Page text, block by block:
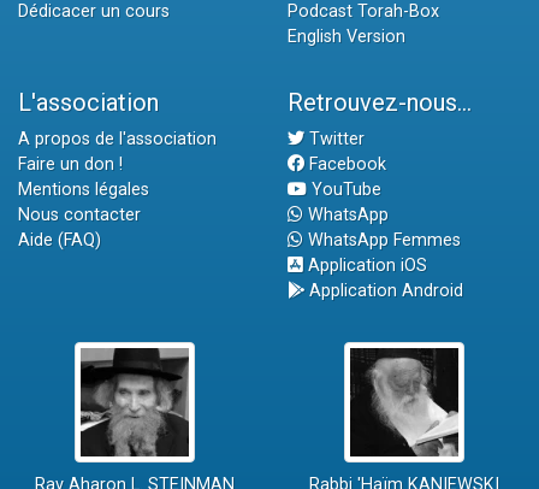
Dédicacer un cours
Podcast Torah-Box
English Version
L'association
A propos de l'association
Faire un don !
Mentions légales
Nous contacter
Aide (FAQ)
Retrouvez-nous...
Twitter
Facebook
YouTube
WhatsApp
WhatsApp Femmes
Application iOS
Application Android